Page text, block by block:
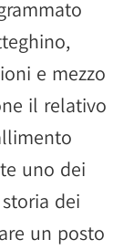
e mezzo
il relativo
uno dei
dei
un posto